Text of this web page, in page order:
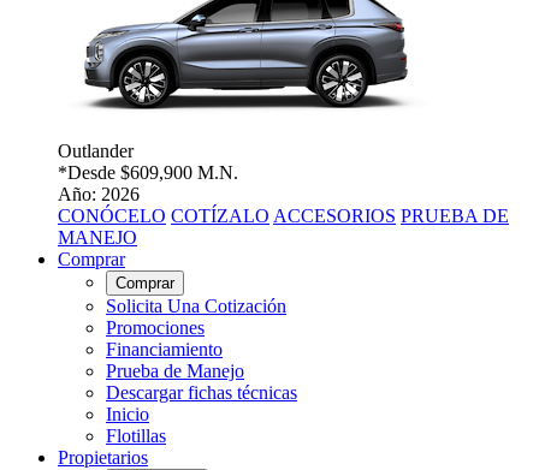
Outlander
*Desde $609,900 M.N.
Año: 2026
CONÓCELO COTÍZALO ACCESORIOS PRUEBA DE
MANEJO
Comprar
Comprar
Solicita Una Cotización
Promociones
Financiamiento
Prueba de Manejo
Descargar fichas técnicas
Inicio
Flotillas
Propietarios